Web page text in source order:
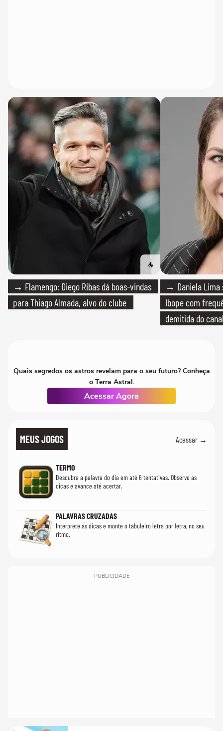
→ Flamengo: Diego Ribas dá boas-vindas
para Thiago Almada, alvo do clube
→ Daniela Lima
Ibope com
demitida do
Quais segredos os astros revelam para o seu futuro? Conheça
o Terra Astral.
Acessar Agora
MEUS JOGOS Acessar →
TERMO
Descubra a palavra do dia em até 6 tentativas. Observe as
dicas e avance até acertar.
PALAVRAS CRUZADAS
Interprete as dicas e monte o tabuleiro letra por letra, no seu
ritmo.
PUBLICIDADE